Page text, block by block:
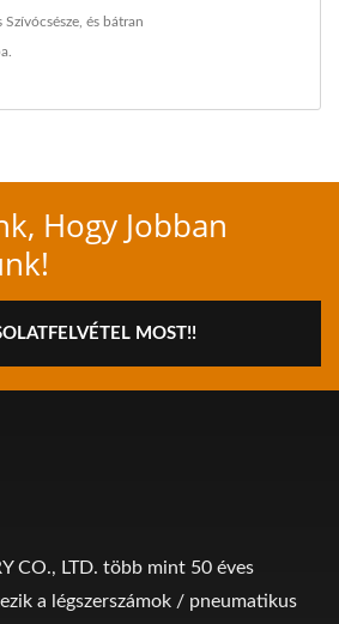
Szívócsésze , és bátran
Hogy Jobban
MOST!!
CO., LTD. több mint 50 éves
a légszerszámok / pneumatikus